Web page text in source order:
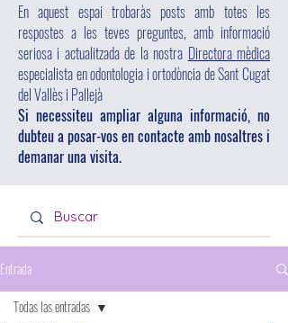
En aquest espai trobaràs posts amb totes les
respostes a les teves preguntes, amb informació
seriosa i actualitzada de la nostra Directora mèdica
especialista en odontologia i ortodòncia de Sant Cugat
del Vallès i Pallejà
Si necessiteu ampliar alguna informació, no
dubteu a posar-vos en contacte amb nosaltres i
demanar una visita.
Entrada
Todas las entradas